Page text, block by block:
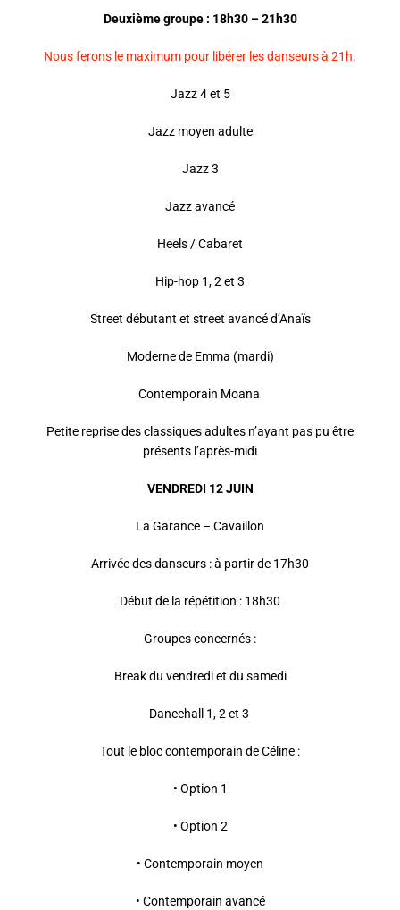
Deuxième groupe : 18h30 – 21h30
Nous ferons le maximum pour libérer les danseurs à 21h.
Jazz 4 et 5
Jazz moyen adulte
Jazz 3
Jazz avancé
Heels / Cabaret
Hip-hop 1, 2 et 3
Street débutant et street avancé d’Anaïs
Moderne de Emma (mardi)
Contemporain Moana
Petite reprise des classiques adultes n’ayant pas pu être
présents l’après-midi
VENDREDI 12 JUIN
La Garance – Cavaillon
Arrivée des danseurs : à partir de 17h30
Début de la répétition : 18h30
Groupes concernés :
Break du vendredi et du samedi
Dancehall 1, 2 et 3
Tout le bloc contemporain de Céline :
• Option 1
• Option 2
• Contemporain moyen
• Contemporain avancé